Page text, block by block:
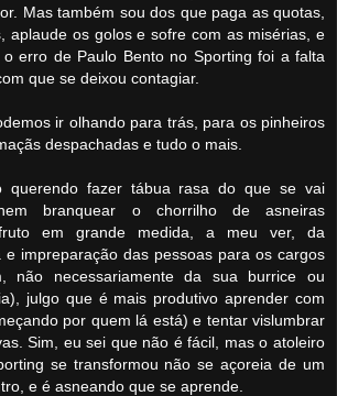
Mas também sou dos que paga as quotas,
aplaude os golos e sofre com as misérias, e
erro de Paulo Bento no Sporting foi a falta
que se deixou contagiar.
ir olhando para trás, para os pinheiros
despachadas e tudo o mais.
querendo fazer tábua rasa do que se vai
branquear o chorrilho de asneiras
em grande medida, a meu ver, da
e impreparação das pessoas para os cargos
não necessariamente da sua burrice ou
julgo que é mais produtivo aprender com
por quem lá está) e tentar vislumbrar
Sim, eu sei que não é fácil, mas o atoleiro
se transformou não se açoreia de um
e é asneando que se aprende.